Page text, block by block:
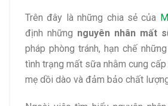
Trên đây là những chia sẻ của
định những nguyên nhân mất
pháp phòng tránh, hạn chế
tình trạng mất sữa nhằm cung
mẹ dồi dào và đảm bảo chất